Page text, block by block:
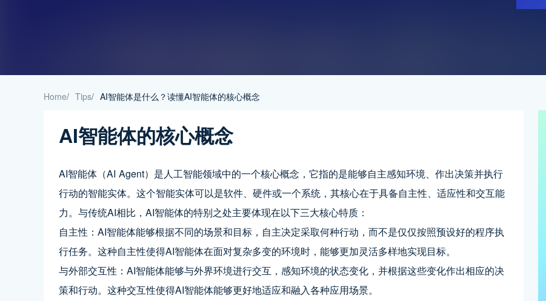
Home/ Tips/ AI智能体是什么？读懂AI智能体的核心概念
AI智能体的核心概念
AI智能体（AI Agent）是人工智能领域中的一个核心概念，它指的是能够自主感知环境、作出决策并执行
行动的智能实体。这个智能实体可以是软件、硬件或一个系统，其核心在于具备自主性、适应性和交互能
力。与传统AI相比，AI智能体的特别之处主要体现在以下三大核心特质：
自主性：AI智能体能够根据不同的场景和目标，自主决定采取何种行动，而不是仅仅按照预设好的程序执
行任务。这种自主性使得AI智能体在面对复杂多变的环境时，能够更加灵活多样地实现目标。
与外部交互性：AI智能体能够与外界环境进行交互，感知环境的状态变化，并根据这些变化作出相应的决
策和行动。这种交互性使得AI智能体能够更好地适应和融入各种应用场景。